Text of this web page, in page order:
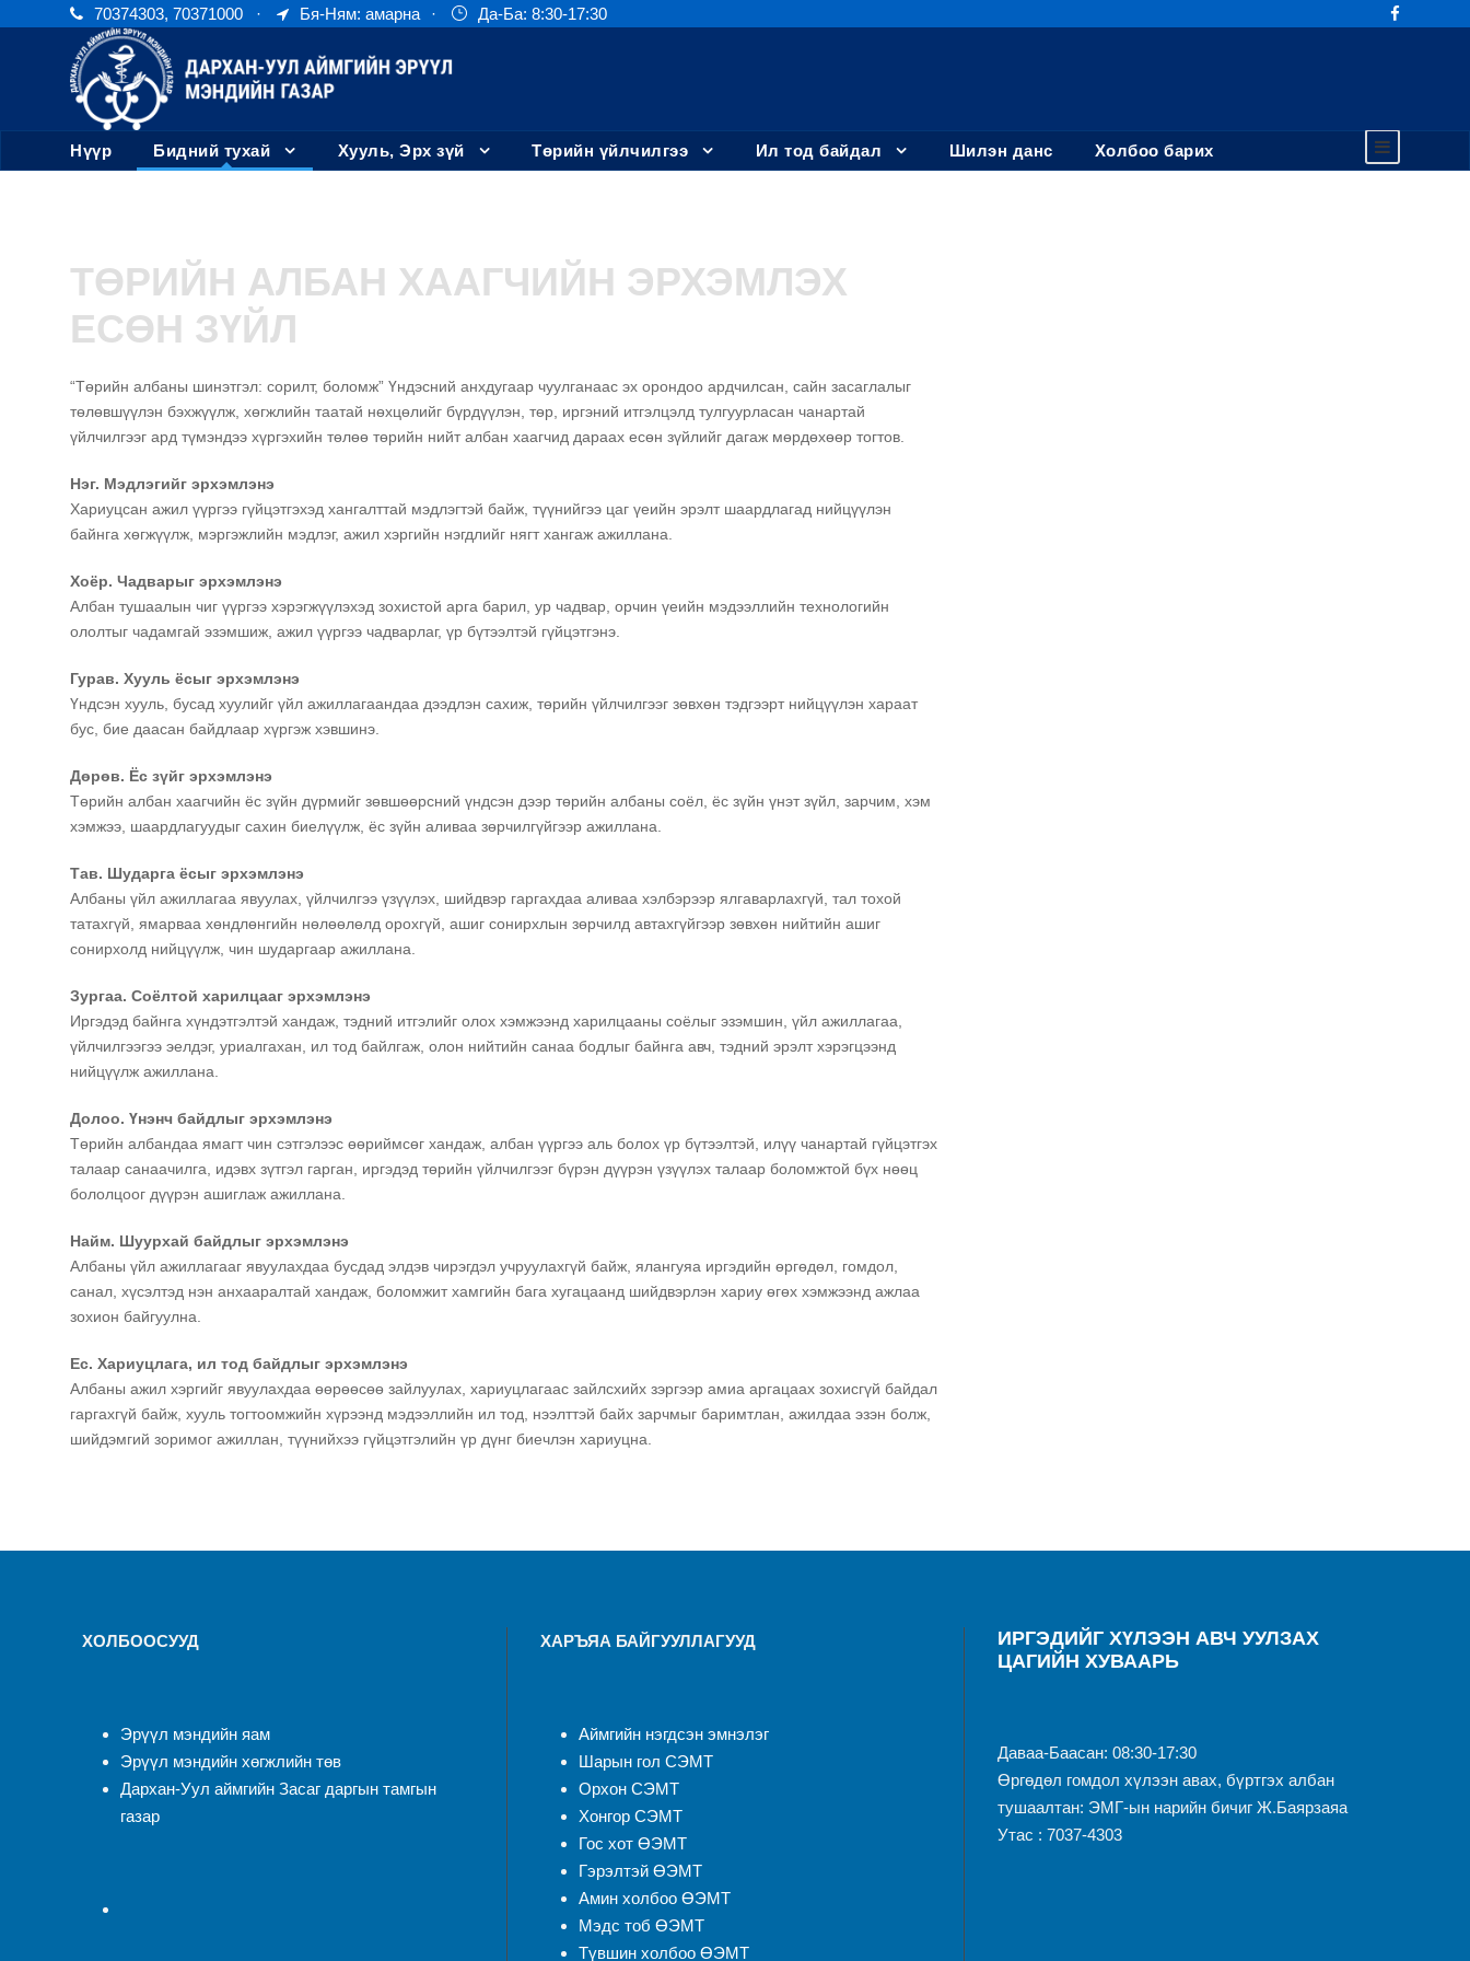
70374303, 70371000 · Бя-Ням: амарна · Да-Ба: 8:30-17:30
Нүүр Бидний тухай Хууль, Эрх зүй Төрийн үйлчилгээ Ил тод байдал Шилэн данс Холбоо барих
ТӨРИЙН АЛБАН ХААГЧИЙН ЭРХЭМЛЭХ
ЕСӨН ЗҮЙЛ
“Төрийн албаны шинэтгэл: сорилт, боломж” Үндэсний анхдугаар чуулганаас эх орондоо ардчилсан, сайн засаглалыг
төлөвшүүлэн бэхжүүлж, хөгжлийн таатай нөхцөлийг бүрдүүлэн, төр, иргэний итгэлцэлд тулгуурласан чанартай
үйлчилгээг ард түмэндээ хүргэхийн төлөө төрийн нийт албан хаагчид дараах есөн зүйлийг дагаж мөрдөхөөр тогтов.
Нэг. Мэдлэгийг эрхэмлэнэ
Хариуцсан ажил үүргээ гүйцэтгэхэд хангалттай мэдлэгтэй байж, түүнийгээ цаг үеийн эрэлт шаардлагад нийцүүлэн
байнга хөгжүүлж, мэргэжлийн мэдлэг, ажил хэргийн нэгдлийг нягт хангаж ажиллана.
Хоёр. Чадварыг эрхэмлэнэ
Албан тушаалын чиг үүргээ хэрэгжүүлэхэд зохистой арга барил, ур чадвар, орчин үеийн мэдээллийн технологийн
ололтыг чадамгай эзэмшиж, ажил үүргээ чадварлаг, үр бүтээлтэй гүйцэтгэнэ.
Гурав. Хууль ёсыг эрхэмлэнэ
Үндсэн хууль, бусад хуулийг үйл ажиллагаандаа дээдлэн сахиж, төрийн үйлчилгээг зөвхөн тэдгээрт нийцүүлэн хараат
бус, бие даасан байдлаар хүргэж хэвшинэ.
Дөрөв. Ёс зүйг эрхэмлэнэ
Төрийн албан хаагчийн ёс зүйн дүрмийг зөвшөөрсний үндсэн дээр төрийн албаны соёл, ёс зүйн үнэт зүйл, зарчим, хэм
хэмжээ, шаардлагуудыг сахин биелүүлж, ёс зүйн аливаа зөрчилгүйгээр ажиллана.
Тав. Шударга ёсыг эрхэмлэнэ
Албаны үйл ажиллагаа явуулах, үйлчилгээ үзүүлэх, шийдвэр гаргахдаа аливаа хэлбэрээр ялгаварлахгүй, тал тохой
татахгүй, ямарваа хөндлөнгийн нөлөөлөлд орохгүй, ашиг сонирхлын зөрчилд автахгүйгээр зөвхөн нийтийн ашиг
сонирхолд нийцүүлж, чин шударгаар ажиллана.
Зургаа. Соёлтой харилцааг эрхэмлэнэ
Иргэдэд байнга хүндэтгэлтэй хандаж, тэдний итгэлийг олох хэмжээнд харилцааны соёлыг эзэмшин, үйл ажиллагаа,
үйлчилгээгээ эелдэг, уриалгахан, ил тод байлгаж, олон нийтийн санаа бодлыг байнга авч, тэдний эрэлт хэрэгцээнд
нийцүүлж ажиллана.
Долоо. Үнэнч байдлыг эрхэмлэнэ
Төрийн албандаа ямагт чин сэтгэлээс өөриймсөг хандаж, албан үүргээ аль болох үр бүтээлтэй, илүү чанартай гүйцэтгэх
талаар санаачилга, идэвх зүтгэл гарган, иргэдэд төрийн үйлчилгээг бүрэн дүүрэн үзүүлэх талаар боломжтой бүх нөөц
бололцоог дүүрэн ашиглаж ажиллана.
Найм. Шуурхай байдлыг эрхэмлэнэ
Албаны үйл ажиллагааг явуулахдаа бусдад элдэв чирэгдэл учруулахгүй байж, ялангуяа иргэдийн өргөдөл, гомдол,
санал, хүсэлтэд нэн анхааралтай хандаж, боломжит хамгийн бага хугацаанд шийдвэрлэн хариу өгөх хэмжээнд ажлаа
зохион байгуулна.
Ес. Хариуцлага, ил тод байдлыг эрхэмлэнэ
Албаны ажил хэргийг явуулахдаа өөрөөсөө зайлуулах, хариуцлагаас зайлсхийх зэргээр амиа аргацаах зохисгүй байдал
гаргахгүй байж, хууль тогтоомжийн хүрээнд мэдээллийн ил тод, нээлттэй байх зарчмыг баримтлан, ажилдаа эзэн болж,
шийдэмгий зоримог ажиллан, түүнийхээ гүйцэтгэлийн үр дүнг биечлэн хариуцна.
ХОЛБООСУУД
Эрүүл мэндийн яам
Эрүүл мэндийн хөгжлийн төв
Дархан-Уул аймгийн Засаг даргын тамгын
газар
ХАРЪЯА БАЙГУУЛЛАГУУД
Аймгийн нэгдсэн эмнэлэг
Шарын гол СЭМТ
Орхон СЭМТ
Хонгор СЭМТ
Гос хот ӨЭМТ
Гэрэлтэй ӨЭМТ
Амин холбоо ӨЭМТ
Мэдс тоб ӨЭМТ
Түвшин холбоо ӨЭМТ
ИРГЭДИЙГ ХҮЛЭЭН АВЧ УУЛЗАХ
ЦАГИЙН ХУВААРЬ
Даваа-Баасан: 08:30-17:30
Өргөдөл гомдол хүлээн авах, бүртгэх албан
тушаалтан: ЭМГ-ын нарийн бичиг Ж.Баярзаяа
Утас : 7037-4303